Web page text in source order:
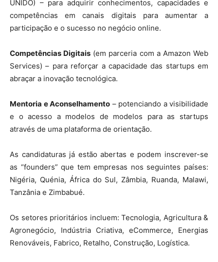
UNIDO) – para adquirir conhecimentos, capacidades e
competências em canais digitais para aumentar a
participação e o sucesso no negócio online.
Competências Digitais (em parceria com a Amazon Web
Services) – para reforçar a capacidade das startups em
abraçar a inovação tecnológica.
Mentoria e Aconselhamento – potenciando a visibilidade
e o acesso a modelos de modelos para as startups
através de uma plataforma de orientação.
As candidaturas já estão abertas e podem inscrever-se
as “founders” que tem empresas nos seguintes países:
Nigéria, Quénia, África do Sul, Zâmbia, Ruanda, Malawi,
Tanzânia e Zimbabué.
Os setores prioritários incluem: Tecnologia, Agricultura &
Agronegócio, Indústria Criativa, eCommerce, Energias
Renováveis, Fabrico, Retalho, Construção, Logística.